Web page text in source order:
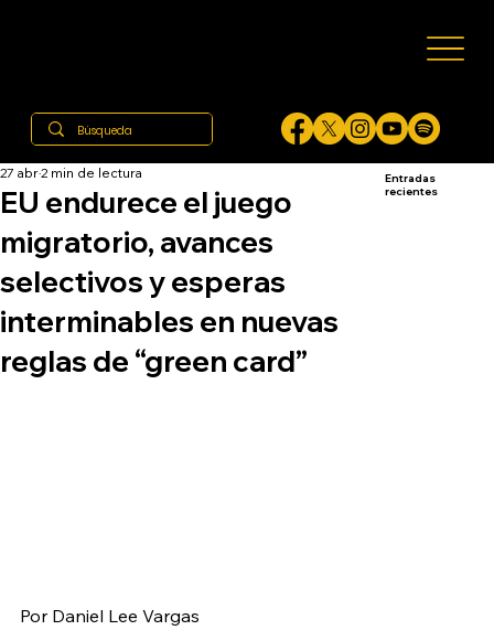
EU endurece el juego
migratorio, avances
selectivos y esperas
interminables en nuevas
reglas de “green card”
27 abr2 min de lectura
Por Daniel Lee Vargas
Entradas
recientes